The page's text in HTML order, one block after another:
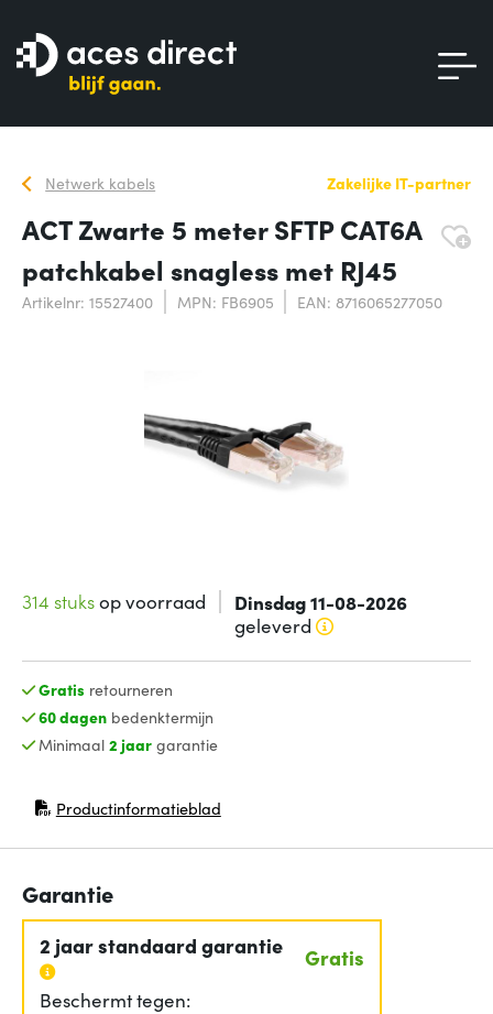
Netwerk kabels Zakelijke IT-partner
ACT Zwarte 5 meter SFTP CAT6A
patchkabel snagless met RJ45
Artikelnr: 15527400 MPN: FB6905 EAN: 8716065277050
314 stuksop voorraad Dinsdag 11-08-2026
geleverd
Gratis retourneren
60 dagenbedenktermijn
Minimaal 2 jaargarantie
Productinformatieblad
(opent in nieuw venster)
Garantie
2 jaar standaard garantie Gratis
Beschermt tegen: